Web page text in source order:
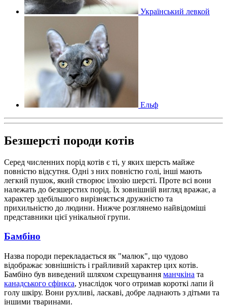
Український левкой
Ельф
Безшерсті породи котів
Серед численних порід котів є ті, у яких шерсть майже
повністю відсутня. Одні з них повністю голі, інші мають
легкий пушок, який створює ілюзію шерсті. Проте всі вони
належать до безшерстих порід. Їх зовнішній вигляд вражає, а
характер здебільшого вирізняється дружністю та
прихильністю до людини. Нижче розглянемо найвідоміші
представники цієї унікальної групи.
Бамбіно
Назва породи перекладається як "малюк", що чудово
відображає зовнішність і грайливий характер цих котів.
Бамбіно був виведений шляхом схрещування манчкіна та
канадського сфінкса, унаслідок чого отримав короткі лапи й
голу шкіру. Вони рухливі, ласкаві, добре ладнають з дітьми та
іншими тваринами.